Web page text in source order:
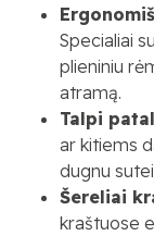
Specialiai
plieniniu
atramą.
Talpi
ar kitiems
dugnu
Šereliai
kraštuose